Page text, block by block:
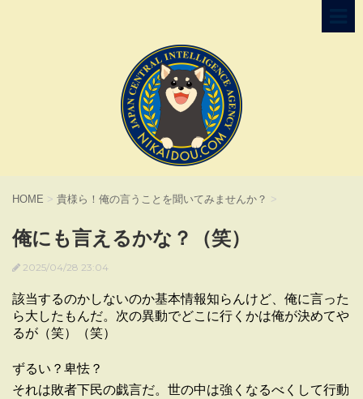
HOME > 貴様ら！俺の言うことを聞いてみませんか？ >
俺にも言えるかな？（笑）
2025/04/28 23:04
該当するのかしないのか基本情報知らんけど、俺に言った
ら大したもんだ。次の異動でどこに行くかは俺が決めてや
るが（笑）（笑）
ずるい？卑怯？
それは敗者下民の戯言だ。世の中は強くなるべくして行動